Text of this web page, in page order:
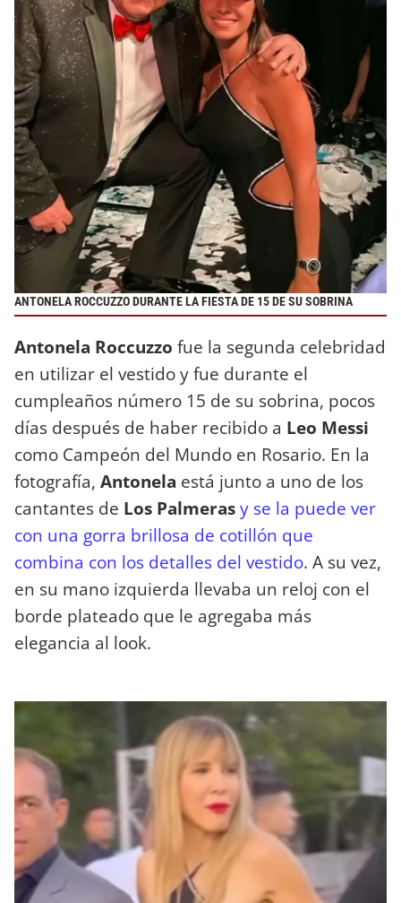
ANTONELA ROCCUZZO DURANTE LA FIESTA DE 15 DE SU SOBRINA
Antonela Roccuzzo fue la segunda celebridad
en utilizar el vestido y fue durante el
cumpleaños número 15 de su sobrina, pocos
días después de haber recibido a Leo Messi
como Campeón del Mundo en Rosario. En la
fotografía, Antonela está junto a uno de los
cantantes de Los Palmerasy se la puede ver
con una gorra brillosa de cotillón que
combina con los detalles del vestido. A su vez,
en su mano izquierda llevaba un reloj con el
borde plateado que le agregaba más
elegancia al look.